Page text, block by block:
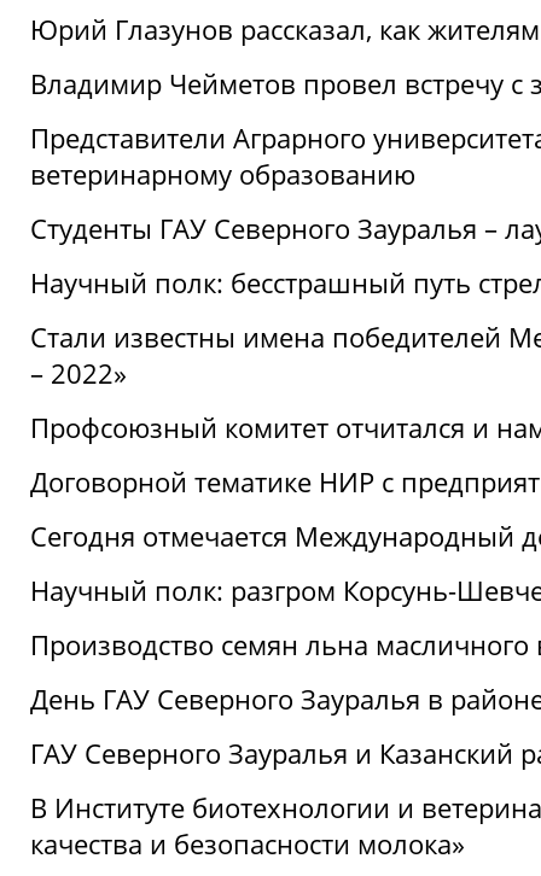
Юрий Глазунов рассказал, как
Владимир Чейметов провел встречу
Представители Аграрного
ветеринарному образованию
Студенты ГАУ Северного Зауралья –
Научный полк: бесстрашный путь
Стали известны имена победителей
– 2022»
Профсоюзный комитет отчитался и
Договорной тематике НИР с
Сегодня отмечается Международный
Научный полк: разгром Корсунь-
Производство семян льна
День ГАУ Северного Зауралья в
ГАУ Северного Зауралья и Казанский
В Институте биотехнологии и
качества и безопасности молока»